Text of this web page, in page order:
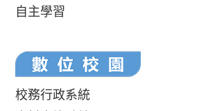
自主學習
校務行政系統